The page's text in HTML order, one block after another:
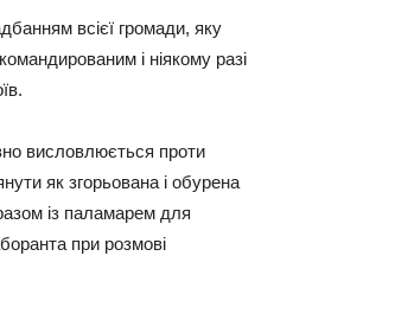
всієї громади, яку
і ніякому разі
висловлюється проти
як згорьована і обурена
із паламарем для
при розмові